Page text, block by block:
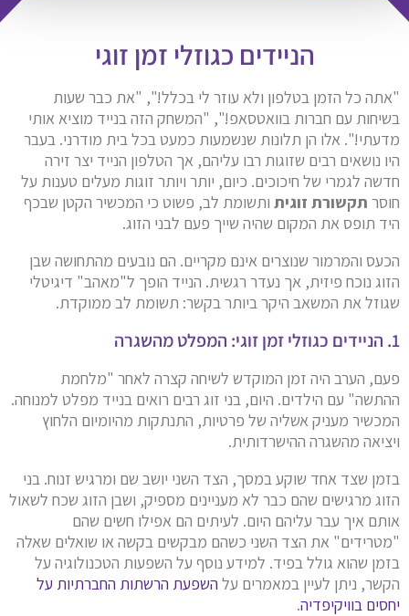
הניידים כגוזלי זמן זוגי
"אתה כל הזמן בטלפון ולא עוזר לי בכלל!", "את כבר שעות
בשיחות עם חברות בוואטסאפ!", "המשחק הזה בנייד מוציא אותי
מדעתי!". אלו הן תלונות שנשמעות כמעט בכל בית מודרני. בעבר
היו נושאים רבים שזוגות רבו עליהם, אך הטלפון הנייד יצר זירה
חדשה לגמרי של חיכוכים. כיום, יותר ויותר זוגות מעלים טענות על
חוסר תקשורת זוגית ותשומת לב, פשוט כי המכשיר הקטן שבכף
היד תופס את המקום שהיה שייך פעם לבני הזוג.
הכעס והמרמור שנוצרים אינם מקריים. הם נובעים מהתחושה שבן
הזוג נוכח פיזית, אך נעדר רגשית. הנייד הופך ל"מאהב" דיגיטלי
שגוזל את המשאב היקר ביותר בקשר: תשומת לב ממוקדת.
1. הניידים כגוזלי זמן זוגי: המפלט מהשגרה
פעם, הערב היה זמן המוקדש לשיחה קצרה לאחר "מלחמת
ההתשה" עם הילדים. היום, בני זוג רבים רואים בנייד מפלט למנוחה.
המכשיר מעניק אשליה של פרטיות, התנתקות מהיומיום הלחוץ
ויציאה מהשגרה ההישרדותית.
בזמן שצד אחד שוקע במסך, הצד השני יושב שם ומרגיש זנוח. בני
הזוג מרגישים שהם כבר לא מעניינים מספיק, ושבן הזוג שכח לשאול
אותם איך עבר עליהם היום. לעיתים הם אפילו חשים שהם
"מטרידים" את הצד השני כשהם מבקשים בקשה או שואלים שאלה
בזמן שהוא גולל בפיד. למידע נוסף על השפעות הטכנולוגיה על
הקשר, ניתן לעיין במאמרים עלהשפעת הרשתות החברתיות על
יחסים בוויקיפדיה.